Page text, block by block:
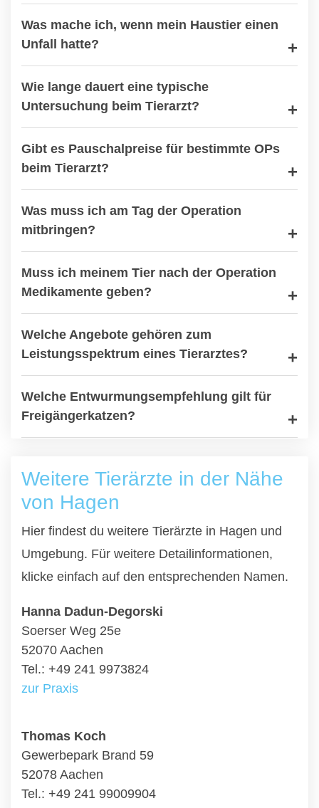
Was mache ich, wenn mein Haustier einen
Unfall hatte?
Wie lange dauert eine typische
Untersuchung beim Tierarzt?
Gibt es Pauschalpreise für bestimmte OPs
beim Tierarzt?
Was muss ich am Tag der Operation
mitbringen?
Muss ich meinem Tier nach der Operation
Medikamente geben?
Welche Angebote gehören zum
Leistungsspektrum eines Tierarztes?
Welche Entwurmungsempfehlung gilt für
Freigängerkatzen?
Weitere Tierärzte in der Nähe
von Hagen
Hier findest du weitere Tierärzte in Hagen und
Umgebung. Für weitere Detailinformationen,
klicke einfach auf den entsprechenden Namen.
Hanna Dadun-Degorski
Soerser Weg 25e
52070 Aachen
Tel.: +49 241 9973824
zur Praxis
Thomas Koch
Gewerbepark Brand 59
52078 Aachen
Tel.: +49 241 99009904